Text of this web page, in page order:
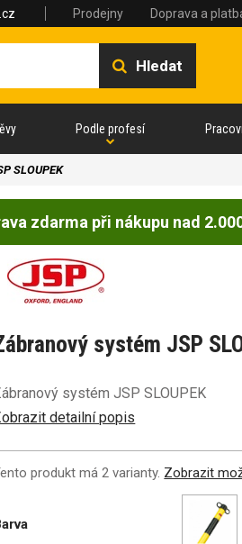
Prodejny Doprava a
Hledat
Podle profesí
SLOUPEK
zdarma při nákupu nad
systém JSP
systém JSP SLOUPEK
detailní popis
produkt má 2 varianty. Zobrazit